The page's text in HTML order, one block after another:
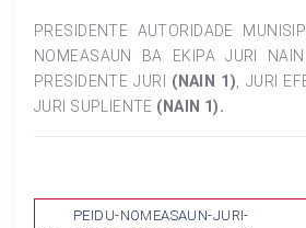
PRESIDENTE AUTORIDADE
NOMEASAUN BA EKIPA JURI
PRESIDENTE JURI (NAIN 1) , JURI
JURI SUPLIENTE (NAIN 1).
PEIDU-NOMEASAUN-JURI-